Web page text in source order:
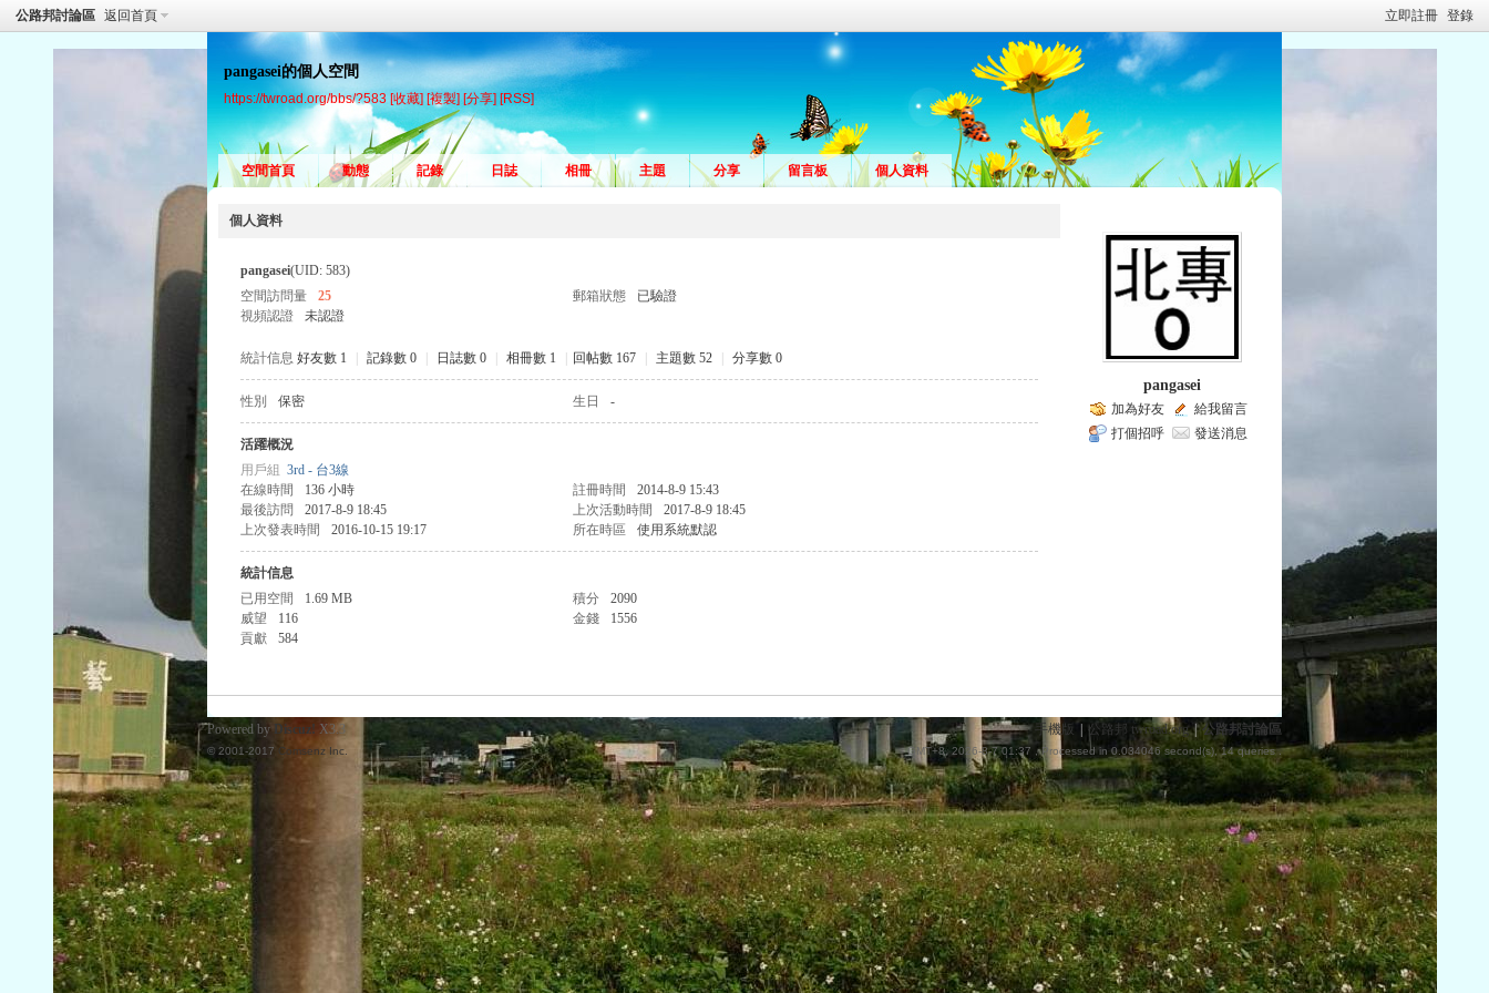
立即註冊 登錄
公路邦討論區 返回首頁
pangasei的個人空間
https://twroad.org/bbs/?583 [收藏] [複製] [分享] [RSS]
空間首頁 動態 記錄 日誌 相冊 主題 分享 留言板 個人資料
個人資料
pangasei(UID: 583)
空間訪問量
25 郵箱狀態
已驗證
視頻認證
未認證
統計信息 好友數 1 記錄數 0 日誌數 0 相冊數 1 回帖數 167 主題數 52 分享數 0
性別 保密 生日 -
活躍概況
用戶組 3rd - 台3線
在線時間
136 小時 註冊時間
2014-8-9 15:43
最後訪問
2017-8-9 18:45 上次活動時間
2017-8-9 18:45
上次發表時間
2016-10-15 19:17 所在時區 使用系統默認
統計信息
已用空間
1.69 MB 積分
2090
威望
116 金錢
1556
貢獻
584
pangasei
加為好友
給我留言
打個招呼
發送消息
手機版 公路邦 twroad.org | 公路邦討論區
GMT+8, 2026-8-7 01:37 , Processed in 0.034046 second(s), 14 queries .
Powered by Discuz! X3.3
© 2001-2017 Comsenz Inc.